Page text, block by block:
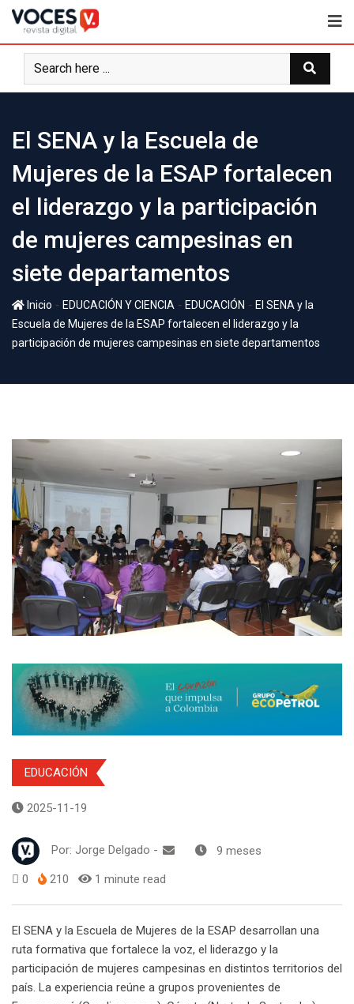
El SENA y la Escuela de
Mujeres de la ESAP fortalecen
el liderazgo y la participación
de mujeres campesinas en
siete departamentos
Inicio - EDUCACIÓN Y CIENCIA - EDUCACIÓN - El SENA y la
Escuela de Mujeres de la ESAP fortalecen el liderazgo y la
participación de mujeres campesinas en siete departamentos
EDUCACIÓN
2025-11-19
Por: Jorge Delgado - 9 meses
0 210 1 minute read
El SENA y la Escuela de Mujeres de la ESAP desarrollan una
ruta formativa que fortalece la voz, el liderazgo y la
participación de mujeres campesinas en distintos territorios del
país. La experiencia reúne a grupos provenientes de